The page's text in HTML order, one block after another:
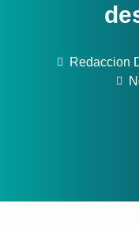
Redaccion